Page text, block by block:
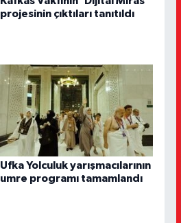
projesinin çıktıları tanıtıldı
Ufka Yolculuk yarışmacılarının
umre programı tamamlandı